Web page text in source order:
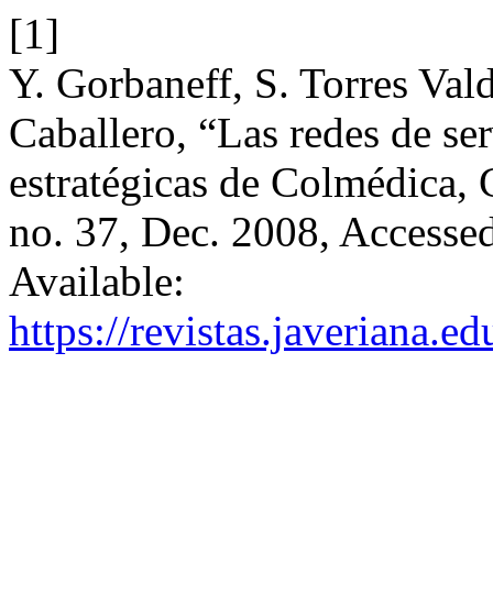
[1]
Y. Gorbaneff, S. Torres
Caballero, “Las redes de
estratégicas de
no. 37, Dec. 2008,
Available:
https://